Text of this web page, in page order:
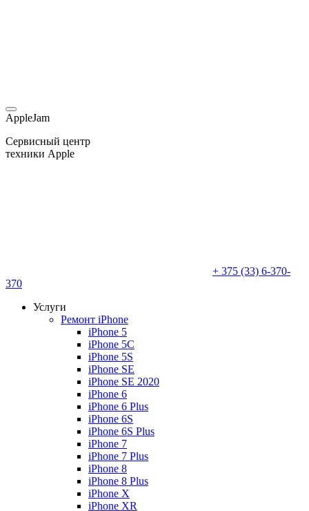
AppleJam
Сервисный центр
техники Apple
+ 375 (33) 6-370-
370
Услуги
Ремонт iPhone
iPhone 5
iPhone 5C
iPhone 5S
iPhone SE
iPhone SE 2020
iPhone 6
iPhone 6 Plus
iPhone 6S
iPhone 6S Plus
iPhone 7
iPhone 7 Plus
iPhone 8
iPhone 8 Plus
iPhone X
iPhone XR